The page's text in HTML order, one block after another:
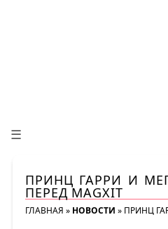
☰
ПРИНЦ ГАРРИ И
ПЕРЕД MAGXIT
ГЛАВНАЯ » НОВОСТИ » ПРИНЦ